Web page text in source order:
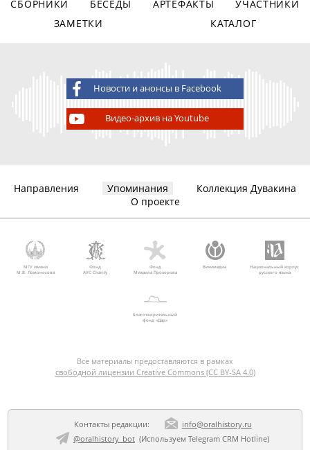
СБОРНИКИ БЕСЕДЫ АРТЕФАКТЫ
УЧАСТНИКИ
ЗАМЕТКИ
КАТАЛОГ
Новости и анонсы в Facebook
Видео-архив на Youtube
Направления Упоминания
Коллекция Дувакина
О проекте
МГУ имени
М.В. Ломоносова
Фонд
AVC Charity
Фонд
Михаила Прохорова
Викимедиа
Национальный корпус
русского языка
Благотворительный
фонд «Дар»
Все материалы предоставляются в рамках
свободной лицензии Creative Commons (CC BY-SA 4.0)
Контакты редакции:
info@oralhistory.ru
@oralhistory_bot(Используем Telegram CRM Hotline)